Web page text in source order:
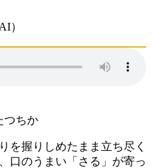
）
つちか
を握りしめたまま立ち尽く
口のうまい「さる」が寄っ